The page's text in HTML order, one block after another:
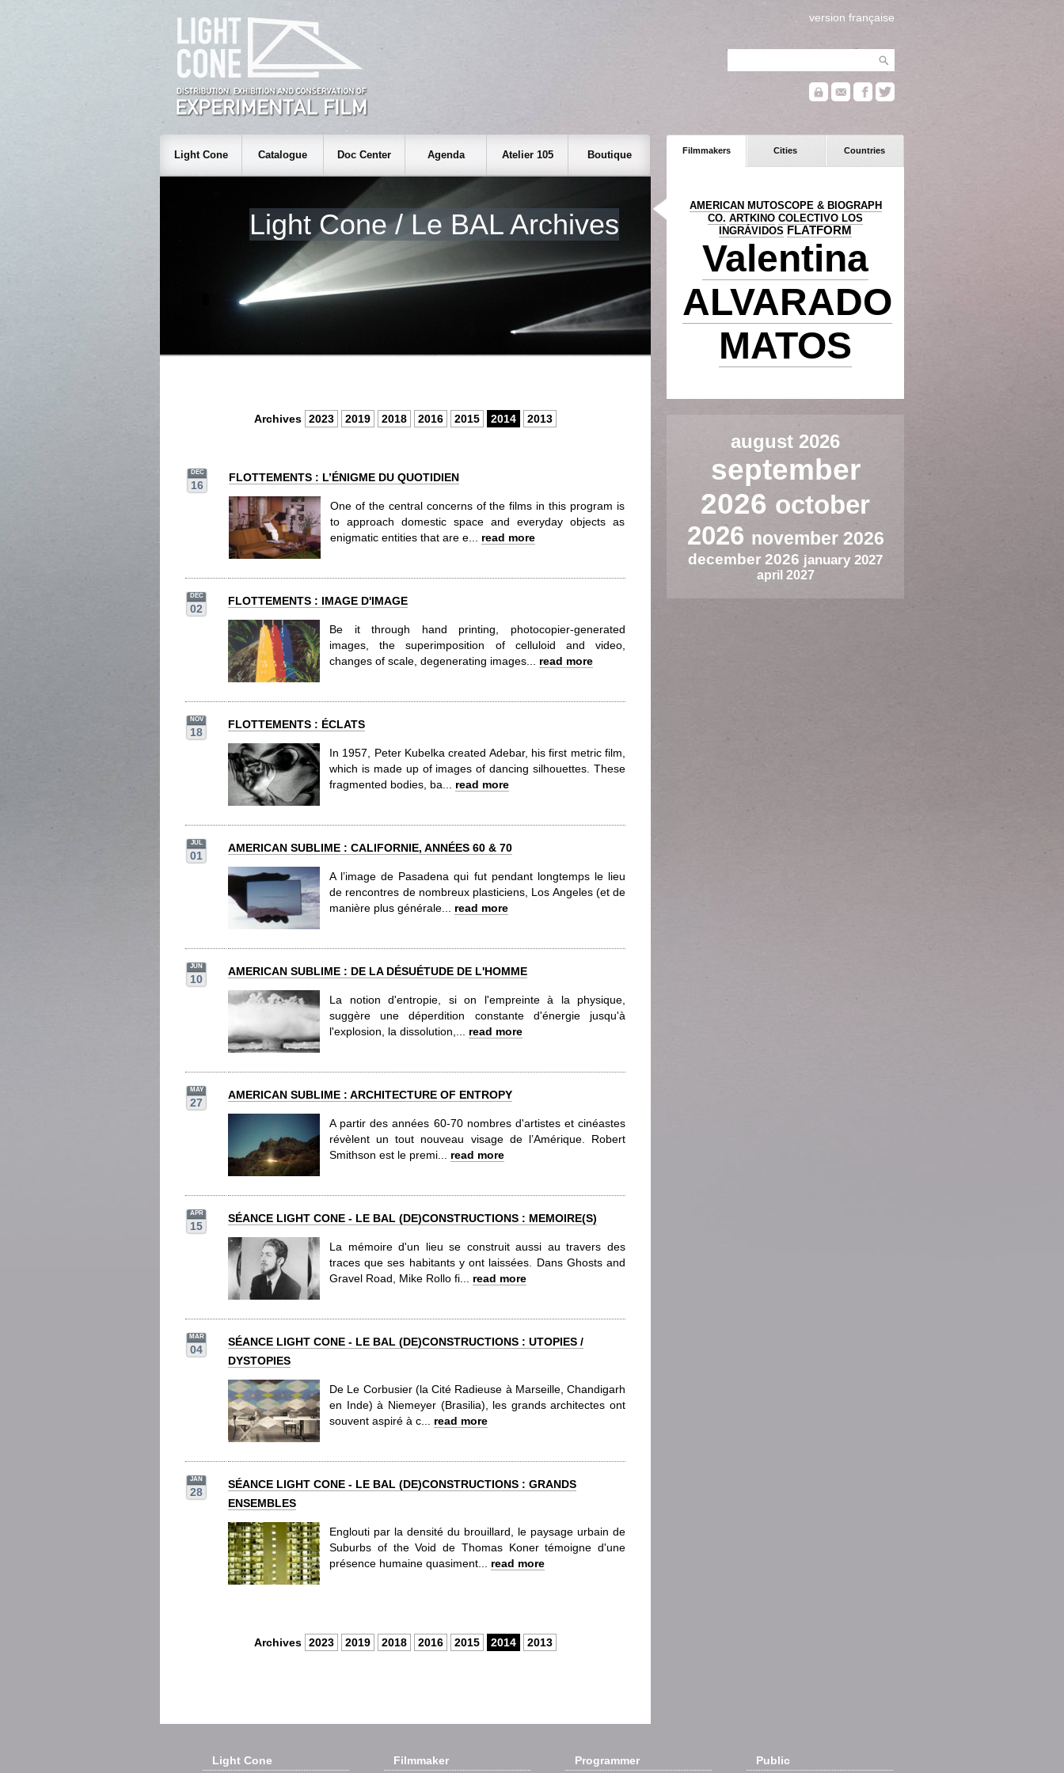
version française
Filmmakers Cities Countries
AMERICAN MUTOSCOPE & BIOGRAPH
CO. ARTKINO COLECTIVO LOS
INGRÁVIDOS FLATFORM
Valentina
ALVARADO
MATOS
august 2026
september
2026 october
2026 november 2026
december 2026 january 2027
april 2027
Light Cone Catalogue Doc Center Agenda Atelier 105 Boutique
Light Cone / Le BAL Archives
Archives 2023 2019 2018 2016 2015 2014 2013
DEC
16
FLOTTEMENTS : L’ÉNIGME DU QUOTIDIEN
One of the central concerns of the films in this program is
to approach domestic space and everyday objects as
enigmatic entities that are e... read more
DEC
02
FLOTTEMENTS : IMAGE D'IMAGE
Be it through hand printing, photocopier-generated
images, the superimposition of celluloid and video,
changes of scale, degenerating images... read more
NOV
18
FLOTTEMENTS : ÉCLATS
In 1957, Peter Kubelka created Adebar, his first metric film,
which is made up of images of dancing silhouettes. These
fragmented bodies, ba... read more
JUL
01
AMERICAN SUBLIME : CALIFORNIE, ANNÉES 60 & 70
A l’image de Pasadena qui fut pendant longtemps le lieu
de rencontres de nombreux plasticiens, Los Angeles (et de
manière plus générale... read more
JUN
10
AMERICAN SUBLIME : DE LA DÉSUÉTUDE DE L'HOMME
La notion d'entropie, si on l'empreinte à la physique,
suggère une déperdition constante d'énergie jusqu'à
l'explosion, la dissolution,... read more
MAY
27
AMERICAN SUBLIME : ARCHITECTURE OF ENTROPY
A partir des années 60-70 nombres d'artistes et cinéastes
révèlent un tout nouveau visage de l’Amérique. Robert
Smithson est le premi... read more
APR
15
SÉANCE LIGHT CONE - LE BAL (DE)CONSTRUCTIONS : MEMOIRE(S)
La mémoire d'un lieu se construit aussi au travers des
traces que ses habitants y ont laissées. Dans Ghosts and
Gravel Road, Mike Rollo fi... read more
MAR
04
SÉANCE LIGHT CONE - LE BAL (DE)CONSTRUCTIONS : UTOPIES /
DYSTOPIES
De Le Corbusier (la Cité Radieuse à Marseille, Chandigarh
en Inde) à Niemeyer (Brasilia), les grands architectes ont
souvent aspiré à c... read more
JAN
28
SÉANCE LIGHT CONE - LE BAL (DE)CONSTRUCTIONS : GRANDS
ENSEMBLES
Englouti par la densité du brouillard, le paysage urbain de
Suburbs of the Void de Thomas Koner témoigne d'une
présence humaine quasiment... read more
Archives 2023 2019 2018 2016 2015 2014 2013
Light Cone Filmmaker Programmer Public